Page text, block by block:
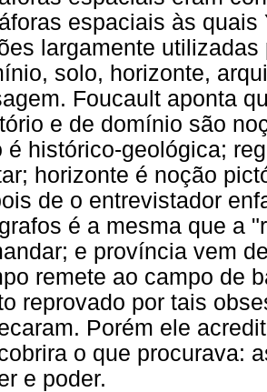
espaciais às
largamente
solo, horizonte,
Foucault aponta
e de domínio são
é histórico-geológica;
horizonte é noção
de o entrevistador
é a mesma que a
e província vem
remete ao campo de
reprovado por tais
Porém ele
o que procurava:
e poder.